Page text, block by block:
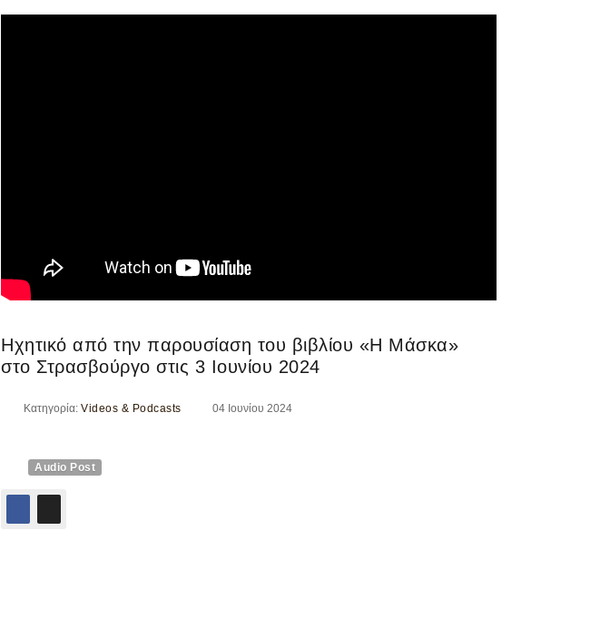
Ηχητικό από την παρουσίαση του βιβλίου «Η Μάσκα»
στο Στρασβούργο στις 3 Ιουνίου 2024
Κατηγορία: Videos & Podcasts 04 Ιουνίου 2024
Audio Post